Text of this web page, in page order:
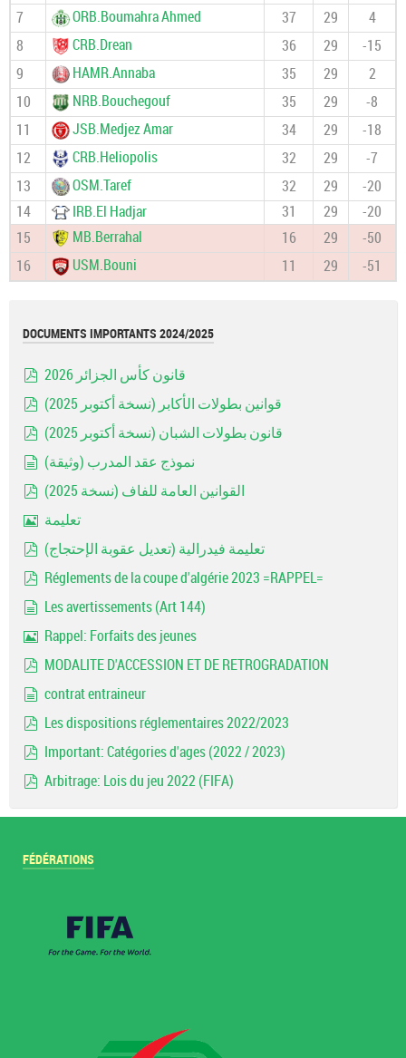
7 ORB.Boumahra Ahmed 37 29
4
8
CRB.Drean 36 29
-15
9
HAMR.Annaba 35 29
2
10
NRB.Bouchegouf 35 29
-8
11
JSB.Medjez Amar 34 29
-18
12
CRB.Heliopolis 32 29
-7
13
OSM.Taref 32 29
-20
14
IRB.El Hadjar 31 29
-20
15
MB.Berrahal 16 29
-50
16
USM.Bouni 11 29 -51
DOCUMENTS IMPORTANTS 2024/2025
قانون كأس الجزائر 2026
pdf
قوانين بطولات الأكابر (نسخة أكتوبر 2025)
pdf
قانون بطولات الشبان (نسخة أكتوبر 2025)
document
نموذج عقد المدرب (وثيقة)
pdf
القوانين العامة للفاف (نسخة 2025)
تعليمة
pdf
تعليمة فيدرالية (تعديل عقوبة الإحتجاج)
Réglements de la coupe d'algérie 2023 =RAPPEL=
Les avertissements (Art 144)
Rappel: Forfaits des jeunes
MODALITE D'ACCESSION ET DE RETROGRADATION
contrat entraineur
Les dispositions réglementaires 2022/2023
Important: Catégories d'ages (2022 / 2023)
Arbitrage: Lois du jeu 2022 (FIFA)
FÉDÉRATIONS